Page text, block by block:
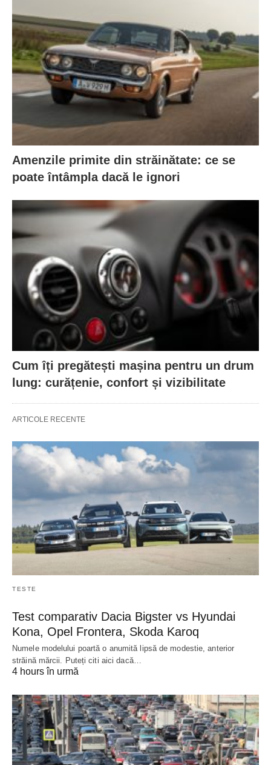
Amenzile primite din străinătate: ce se
poate întâmpla dacă le ignori
Cum îți pregătești mașina pentru un drum
lung: curățenie, confort și vizibilitate
ARTICOLE RECENTE
TESTE
Test comparativ Dacia Bigster vs Hyundai
Kona, Opel Frontera, Skoda Karoq
Numele modelului poartă o anumită lipsă de modestie, anterior
străină mărcii. Puteți citi aici dacă…
4 hours în urmă